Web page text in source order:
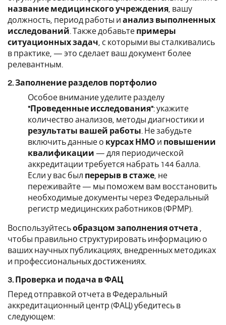
название медицинского учреждения , вашу
должность, период работы и анализ выполненных
исследований . Также добавьте примеры
ситуационных задач , с которыми вы сталкивались
в практике, — это сделает ваш документ более
релевантным.
2. Заполнение разделов портфолио
Особое внимание уделите разделу
"Проведенные исследования": укажите
количество анализов, методы диагностики и
результаты вашей работы . Не забудьте
включить данные о курсах НМО и повышении
квалификации — для периодической
аккредитации требуется набрать 144 балла.
Если у вас был перерыв в стаже , не
переживайте — мы поможем вам восстановить
необходимые документы через Федеральный
регистр медицинских работников (ФРМР).
Воспользуйтесьобразцом заполнения отчета
чтобы правильно структурировать информацию о
ваших научных публикациях, внедренных методиках
и профессиональных достижениях.
3. Проверка и подача в ФАЦ
Перед отправкой отчета в Федеральный
аккредитационный центр (ФАЦ) убедитесь в
следующем: